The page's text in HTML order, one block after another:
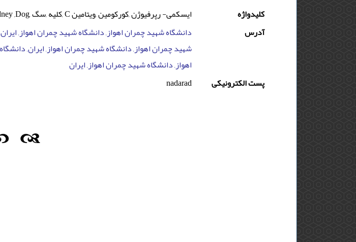
کلیدواژه
ایسکمی- رپرفیوژن ,کورکومین ,ویتامین C ,کلیه ,سگ ,Ischemia- Reperfusion ,Curcumin ,Vitamin C ,Kidney ,Dog
آدرس
دانشگاه شهید چمران اهواز, دانشگاه شهید چمران اهواز,
شهید چمران اهواز, دانشگاه شهید چمران اهواز, ایران,
اهواز, دانشگاه شهید چمران اهواز, ایران
پست الکترونیکی
nadarad